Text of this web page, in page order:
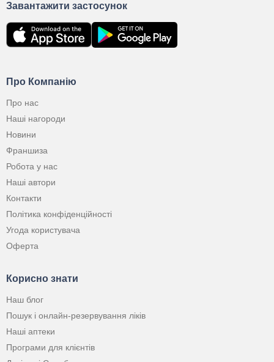
Про Компанію
Про нас
Наші нагороди
Новини
Франшиза
Робота у нас
Наші автори
Контакти
Політика конфіденційності
Угода користувача
Оферта
Корисно знати
Наш блог
Пошук і онлайн-резервування ліків
Наші аптеки
Програми для клієнтів
Завантажити застосунок